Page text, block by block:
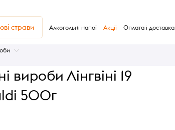
страви Алкогольні напої Акції Оплата і доставка
вироби Лінгвіні 19
500г